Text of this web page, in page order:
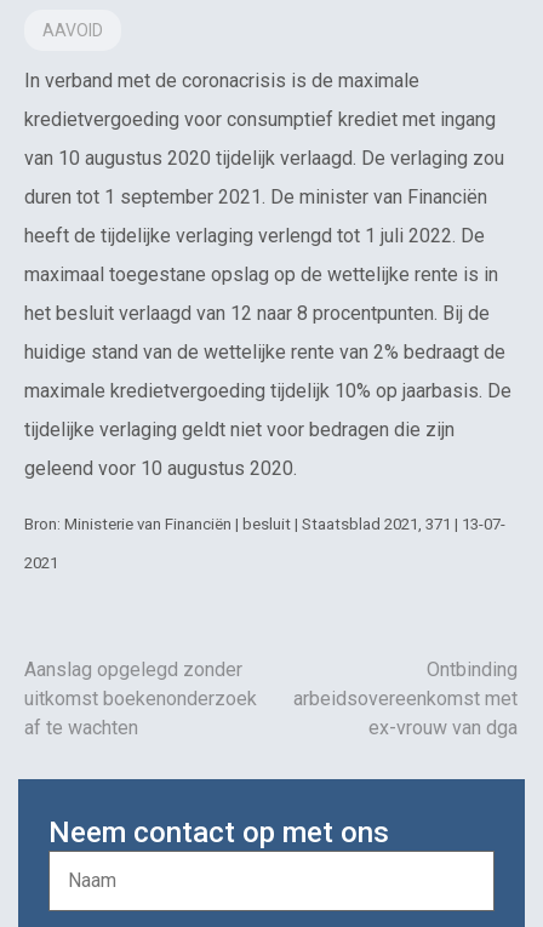
AAVOID
In verband met de coronacrisis is de maximale
kredietvergoeding voor consumptief krediet met ingang
van 10 augustus 2020 tijdelijk verlaagd. De verlaging zou
duren tot 1 september 2021. De minister van Financiën
heeft de tijdelijke verlaging verlengd tot 1 juli 2022. De
maximaal toegestane opslag op de wettelijke rente is in
het besluit verlaagd van 12 naar 8 procentpunten. Bij de
huidige stand van de wettelijke rente van 2% bedraagt de
maximale kredietvergoeding tijdelijk 10% op jaarbasis. De
tijdelijke verlaging geldt niet voor bedragen die zijn
geleend voor 10 augustus 2020.
Bron: Ministerie van Financiën | besluit | Staatsblad 2021, 371 | 13-07-
2021
Aanslag opgelegd zonder
uitkomst boekenonderzoek
af te wachten
Ontbinding
arbeidsovereenkomst met
ex-vrouw van dga
Neem contact op met ons